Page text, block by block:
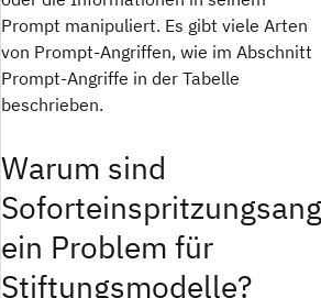
Prompt manipuliert. Es gibt viele Arten
von Prompt-Angriffen, wie im Abschnitt
Prompt-Angriffe in der Tabelle
beschrieben.
Warum sind
ein Problem für
Stiftungsmodelle?